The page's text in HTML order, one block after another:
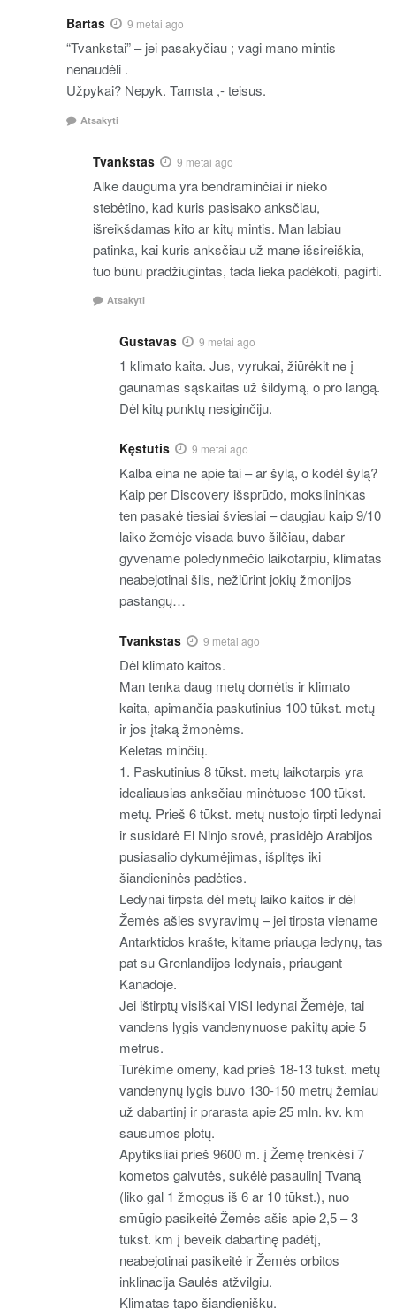
Bartas 9 metai ago
“Tvankstai” – jei pasakyčiau ; vagi mano mintis
nenaudėli .
Užpykai? Nepyk. Tamsta ,- teisus.
Atsakyti
Tvankstas 9 metai ago
Alke dauguma yra bendraminčiai ir nieko
stebėtino, kad kuris pasisako anksčiau,
išreikšdamas kito ar kitų mintis. Man labiau
patinka, kai kuris anksčiau už mane išsireiškia,
tuo būnu pradžiugintas, tada lieka padėkoti, pagirti.
Atsakyti
Gustavas 9 metai ago
1 klimato kaita. Jus, vyrukai, žiūrėkit ne į
gaunamas sąskaitas už šildymą, o pro langą.
Dėl kitų punktų nesiginčiju.
Kęstutis 9 metai ago
Kalba eina ne apie tai – ar šylą, o kodėl šylą?
Kaip per Discovery išsprūdo, mokslininkas
ten pasakė tiesiai šviesiai – daugiau kaip 9/10
laiko žemėje visada buvo šilčiau, dabar
gyvename poledynmečio laikotarpiu, klimatas
neabejotinai šils, nežiūrint jokių žmonijos
pastangų…
Tvankstas 9 metai ago
Dėl klimato kaitos.
Man tenka daug metų domėtis ir klimato
kaita, apimančia paskutinius 100 tūkst. metų
ir jos įtaką žmonėms.
Keletas minčių.
1. Paskutinius 8 tūkst. metų laikotarpis yra
idealiausias anksčiau minėtuose 100 tūkst.
metų. Prieš 6 tūkst. metų nustojo tirpti ledynai
ir susidarė El Ninjo srovė, prasidėjo Arabijos
pusiasalio dykumėjimas, išplitęs iki
šiandieninės padėties.
Ledynai tirpsta dėl metų laiko kaitos ir dėl
Žemės ašies svyravimų – jei tirpsta viename
Antarktidos krašte, kitame priauga ledynų, tas
pat su Grenlandijos ledynais, priaugant
Kanadoje.
Jei ištirptų visiškai VISI ledynai Žemėje, tai
vandens lygis vandenynuose pakiltų apie 5
metrus.
Turėkime omeny, kad prieš 18-13 tūkst. metų
vandenynų lygis buvo 130-150 metrų žemiau
už dabartinį ir prarasta apie 25 mln. kv. km
sausumos plotų.
Apytiksliai prieš 9600 m. į Žemę trenkėsi 7
kometos galvutės, sukėlė pasaulinį Tvaną
(liko gal 1 žmogus iš 6 ar 10 tūkst.), nuo
smūgio pasikeitė Žemės ašis apie 2,5 – 3
tūkst. km į beveik dabartinę padėtį,
neabejotinai pasikeitė ir Žemės orbitos
inklinacija Saulės atžvilgiu.
Klimatas tapo šiandienišku.